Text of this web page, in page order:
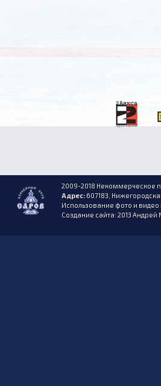
2009-2018 Некоммерческое
Адрес:607183,
Использование фото и видео
Создание сайта: 2013